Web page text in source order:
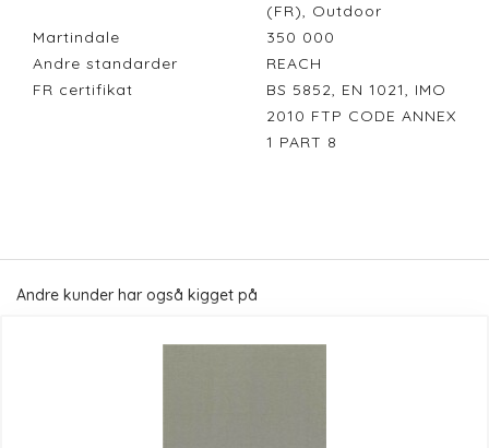
(FR), Outdoor
Martindale
350 000
Andre standarder
REACH
FR certifikat
BS 5852, EN 1021, IMO
2010 FTP CODE ANNEX
1 PART 8
Andre kunder har også kigget på